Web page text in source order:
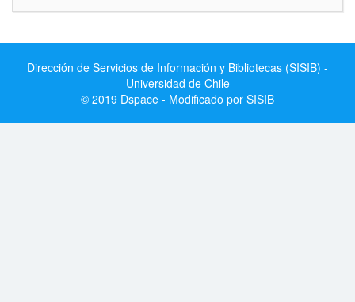
Dirección de Servicios de Información y Bibliotecas (SISIB) -
Universidad de Chile
© 2019 Dspace - Modificado por SISIB